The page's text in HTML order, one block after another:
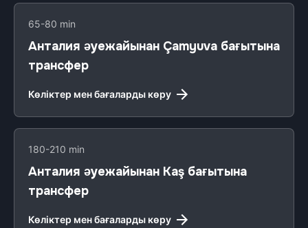
65-80 min
Анталия әуежайынан Çamyuva бағытына
трансфер
Көліктер мен бағаларды көру
180-210 min
Анталия әуежайынан Kaş бағытына
трансфер
Көліктер мен бағаларды көру